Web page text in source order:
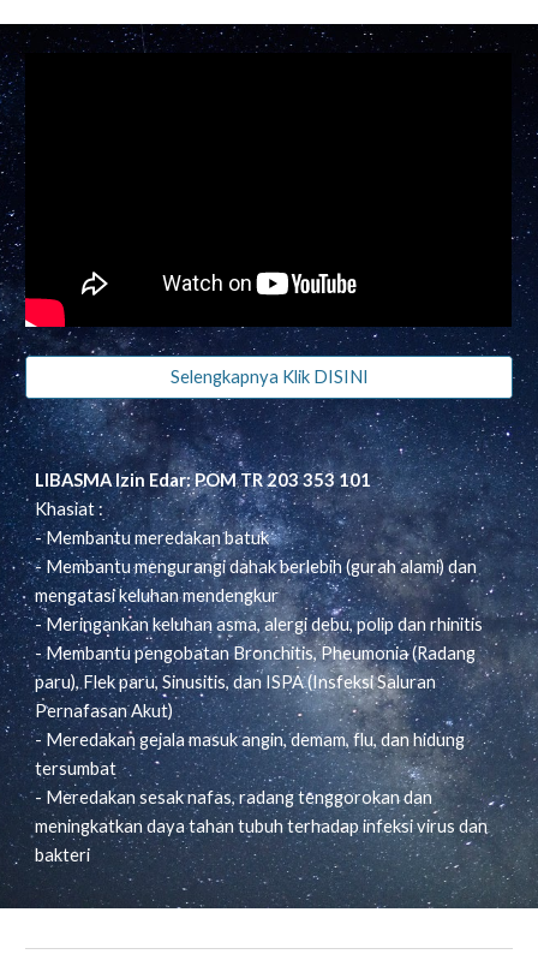
Selengkapnya Klik DISINI
LIBASMA Izin Edar: POM TR 203 353 101
Khasiat :
- Membantu meredakan batuk
- Membantu mengurangi dahak berlebih (gurah alami) dan
mengatasi keluhan mendengkur
- Meringankan keluhan asma, alergi debu, polip dan rhinitis
- Membantu pengobatan Bronchitis, Pheumonia (Radang
paru), Flek paru, Sinusitis, dan ISPA (Insfeksi Saluran
Pernafasan Akut)
- Meredakan gejala masuk angin, demam, flu, dan hidung
tersumbat
- Meredakan sesak nafas, radang tenggorokan dan
meningkatkan daya tahan tubuh terhadap infeksi virus dan
bakteri